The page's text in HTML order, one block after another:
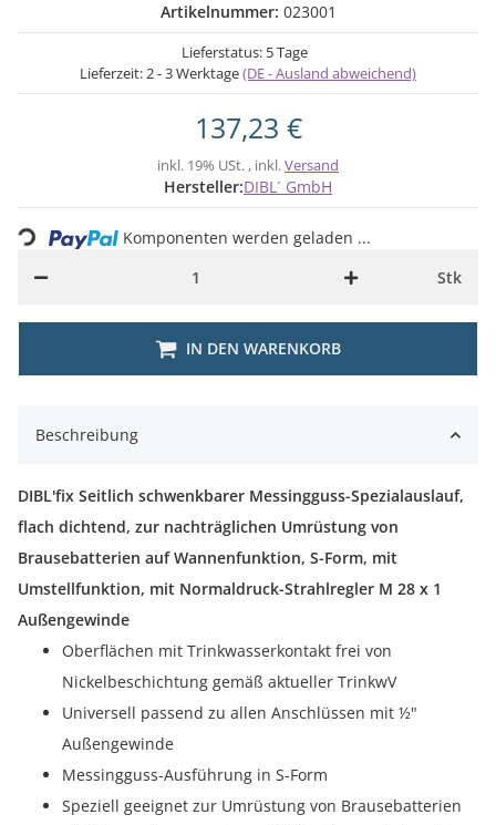
Artikelnummer: 023001
Lieferstatus: 5 Tage
Lieferzeit:2 - 3 Werktage(DE - Ausland abweichend)
137,23 €
inkl. 19% USt. , inkl.Versand
Hersteller:DIBL´ GmbH
Stk
IN DEN WARENKORB
Loading... Komponenten werden geladen ...
Beschreibung
DIBL'fix Seitlich schwenkbarer Messingguss-Spezialauslauf,
flach dichtend, zur nachträglichen Umrüstung von
Brausebatterien auf Wannenfunktion, S-Form, mit
Umstellfunktion, mit Normaldruck-Strahlregler M 28 x 1
Außengewinde
Oberflächen mit Trinkwasserkontakt frei von
Nickelbeschichtung gemäß aktueller TrinkwV
Universell passend zu allen Anschlüssen mit ½"
Außengewinde
Messingguss-Ausführung in S-Form
Speziell geeignet zur Umrüstung von Brausebatterien